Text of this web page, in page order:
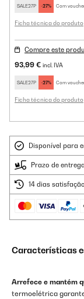
SALE27P -27% Com
Ficha técnica do produto
Compre este
93,99 € incl. IVA
SALE27P -27% Com
Ficha técnica do produto
Disponível para
Prazo de
14 dias satisfação
Características
Arrefece e mantém
termoelétrica